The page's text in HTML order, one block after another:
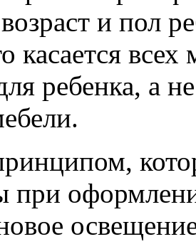
и пол
касается
ребенка, а
при